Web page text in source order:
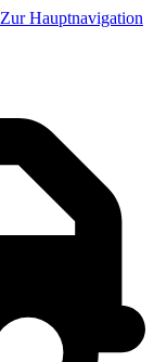
Zur Hauptnavigation